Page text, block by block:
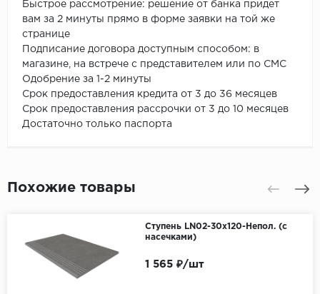
Быстрое рассмотрение: решение от банка придет
вам за 2 минуты прямо в форме заявки на той же
странице
Подписание договора доступным способом: в
магазине, на встрече с представителем или по СМС
Одобрение за 1-2 минуты
Срок предоставления кредита от 3 до 36 месяцев
Срок предоставления рассрочки от 3 до 10 месяцев
Достаточно только паспорта
Похожие товары
Ступень LN02-30x120-Непол. (с
насечками)
1 565 ₽/шт